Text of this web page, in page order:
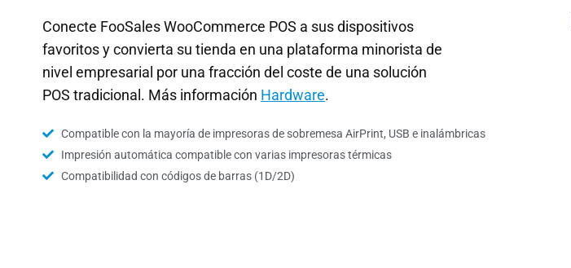
Conecte FooSales WooCommerce POS a sus dispositivos
favoritos y convierta su tienda en una plataforma minorista de
nivel empresarial por una fracción del coste de una solución
POS tradicional. Más información Hardware.
Compatible con la mayoría de impresoras de sobremesa AirPrint, USB e inalámbricas
Impresión automática compatible con varias impresoras térmicas
Compatibilidad con códigos de barras (1D/2D)